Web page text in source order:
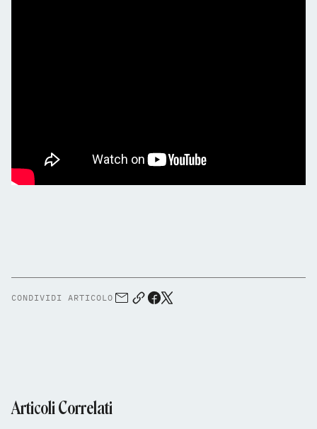
CONDIVIDI ARTICOLO
Articoli Correlati